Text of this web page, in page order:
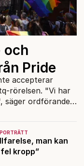
man kan
kropp”
och
Pride
accepterar
rörelsen. "Vi har
säger ordföranden